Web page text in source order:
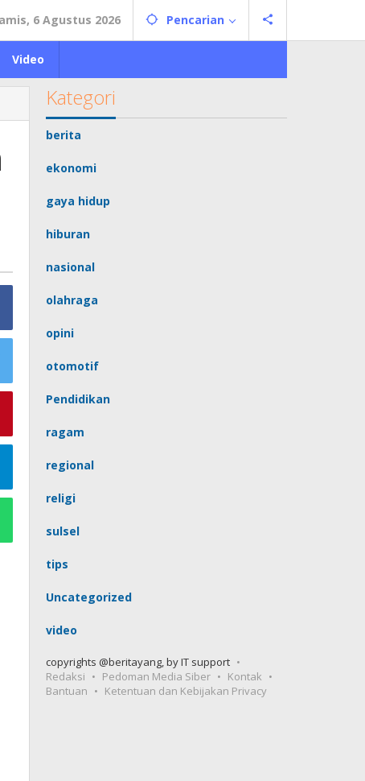
6 Agustus 2026 Pencarian
Video
Kategori
berita
ekonomi
gaya hidup
hiburan
nasional
olahraga
opini
otomotif
Pendidikan
ragam
regional
religi
sulsel
tips
Uncategorized
video
copyrights @beritayang, by IT support
Redaksi
Pedoman Media Siber
Kontak
Bantuan
Ketentuan dan Kebijakan Privacy